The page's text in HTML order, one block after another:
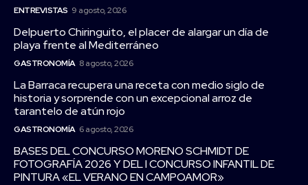
ENTREVISTAS 9 agosto, 2026
Delpuerto Chiringuito, el placer de alargar un día de
playa frente al Mediterráneo
GASTRONOMÍA 8 agosto, 2026
La Barraca recupera una receta con medio siglo de
historia y sorprende con un excepcional arroz de
tarantelo de atún rojo
GASTRONOMÍA 6 agosto, 2026
BASES DEL CONCURSO MORENO SCHMIDT DE
FOTOGRAFÍA 2026 Y DEL I CONCURSO INFANTIL DE
PINTURA «EL VERANO EN CAMPOAMOR»